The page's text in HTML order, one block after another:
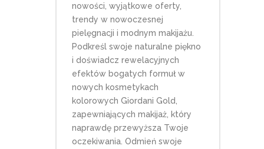
nowości, wyjątkowe oferty,
trendy w nowoczesnej
pielęgnacji i modnym makijażu.
Podkreśl swoje naturalne piękno
i doświadcz rewelacyjnych
efektów bogatych formuł w
nowych kosmetykach
kolorowych Giordani Gold,
zapewniających makijaż, który
naprawdę przewyższa Twoje
oczekiwania. Odmień swoje